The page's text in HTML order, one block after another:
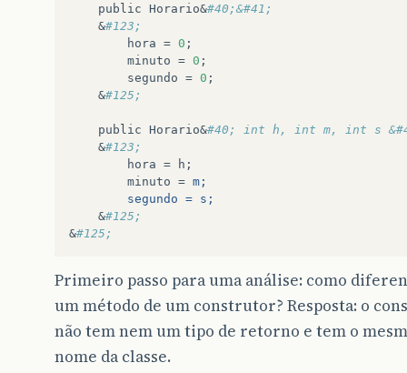
public Horario&#40;&#41;
    &
#123;
hora = 0 ;
minuto = 0 ;
segundo = 0 ;
    &
#125;
public Horario&#40; int h, int m, int s
    &
#123;
hora = h ;
minuto = m;
        segundo = s;
    &
#125;
&#125;
Primeiro passo para uma análise: como
um método de um construtor? Resposta: o
não tem nem um tipo de retorno e tem o
nome da classe.